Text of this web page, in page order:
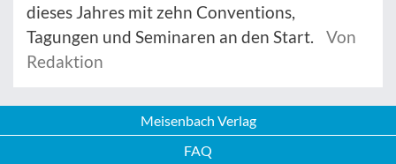
dieses Jahres mit zehn Conventions,
Tagungen und Seminaren an den Start.
Von
Redaktion
Meisenbach Verlag
FAQ